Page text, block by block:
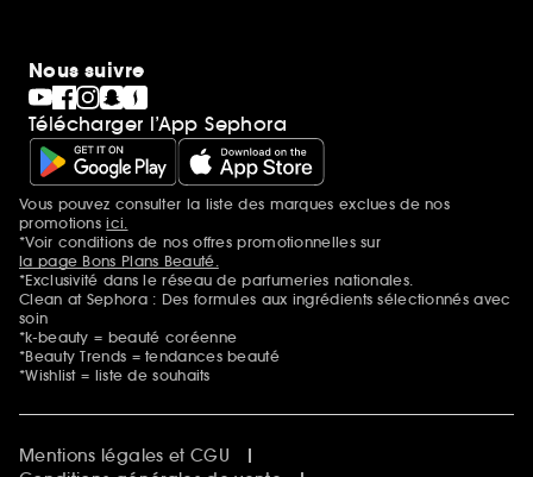
Nous suivre
Télécharger l’App Sephora
Mentions additionnelles
Vous pouvez consulter la liste des marques exclues de nos
promotionsici.
*Voir conditions de nos offres promotionnelles sur
la page Bons Plans Beauté.
*Exclusivité dans le réseau de parfumeries nationales.
Clean at Sephora : Des formules aux ingrédients sélectionnés avec
soin
*k-beauty = beauté coréenne
*Beauty Trends = tendances beauté
*Wishlist = liste de souhaits
Mentions légales et CGU